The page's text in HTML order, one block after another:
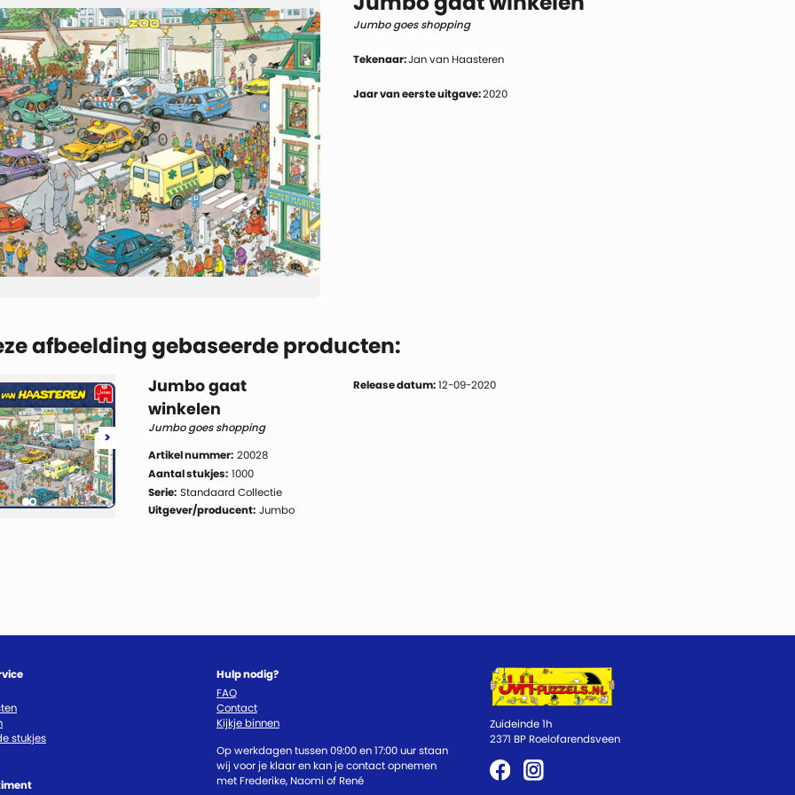
Jumbo goes shopping
Tekenaar:Jan van Haasteren
Jaar van eerste uitgave:2020
afbeelding gebaseerde producten:
>
Jumbo gaat
winkelen
Jumbo goes shopping
Artikel nummer: 20028
Aantal stukjes: 1000
Serie: Standaard Collectie
Uitgever/producent: Jumbo
Release datum: 12-09-2020
stukjes
Hulp nodig?
FAQ
Contact
Kijkje binnen
Op werkdagen tussen 09:00 en 17:00 uur staan
wij voor je klaar en kan je contact opnemen
met Frederike, Naomi of René
Zuideinde 1h
2371 BP Roelofarendsveen